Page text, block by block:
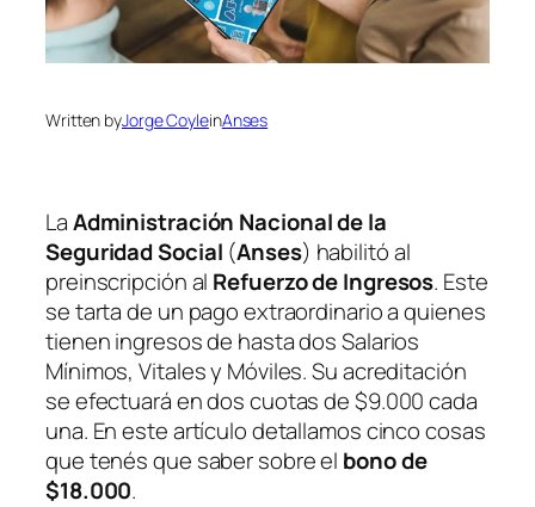
Written byJorge CoyleinAnses
LaAdministración Nacional de la
Seguridad Social (Anses) habilitó al
preinscripción al Refuerzo de Ingresos. Este
se tarta de un pago extraordinario a quienes
tienen ingresos de hasta dos Salarios
Mínimos, Vitales y Móviles. Su acreditación
se efectuará en dos cuotas de $9.000 cada
una. En este artículo detallamos cinco cosas
que tenés que saber sobre el bono de
$18.000.